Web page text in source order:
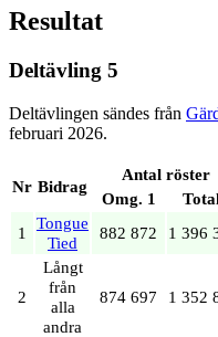
Resultat
Deltävling 5
Deltävlingen sändes från
februari 2026.
Nr Bidrag
Antal röster
Omg. 1
1
Tongue
Tied
882 872 1 396
2
Långt
från
alla
andra
874 697 1 352